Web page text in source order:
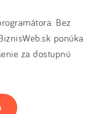
Bez
ponúka
za dostupnú